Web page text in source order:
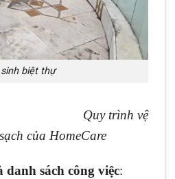
sinh biệt thự
Quy trình vệ
của HomeCare
sách công việc: